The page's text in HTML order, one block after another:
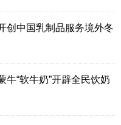
创中国乳制品服务境外冬
牛“软牛奶”开辟全民饮奶